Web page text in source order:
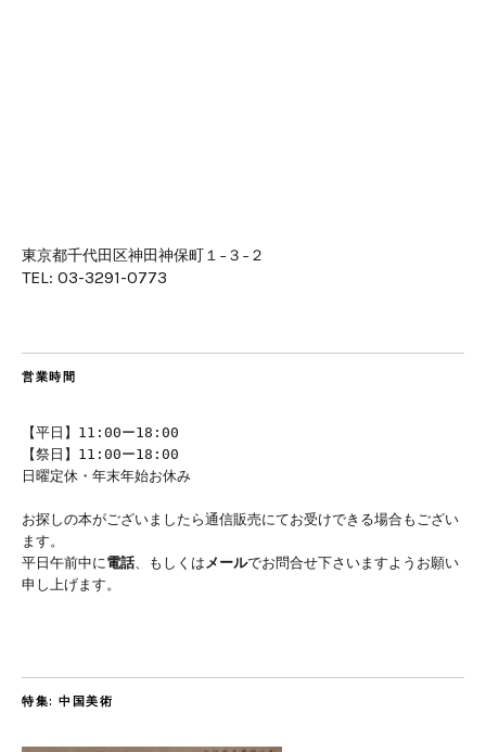
東京都千代田区神田神保町１−３−２
TEL: 03-3291-0773
営業時間
【平日】11:00ー18:00
【祭日】11:00ー18:00
日曜定休・年末年始お休み
お探しの本がございましたら通信販売にてお受けできる場合もござい
ます。
平日午前中に 電話 、もしくは メールでお問合せ下さいますようお願い
申し上げます。
特集: 中国美術